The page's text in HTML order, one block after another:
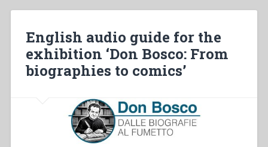
biographies
à
la
bande
English audio guide for the
exhibition ‘Don Bosco: From
biographies to comics’